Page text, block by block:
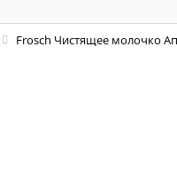
Frosch Чистящее молочко